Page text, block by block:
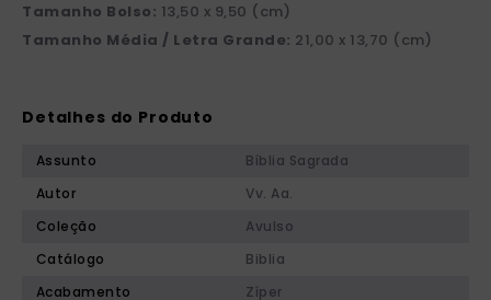
Tamanho Bolso: 13,50 x 9,50 (cm)
Tamanho Média / Letra Grande: 21,00 x 13,70 (cm)
Detalhes do Produto
Assunto
Bíblia Sagrada
Autor
Vv. Aa.
Coleção
Avulso
Catálogo
Biblia
Acabamento
Zíper